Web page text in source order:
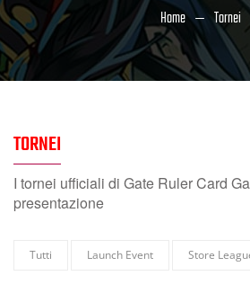
Home Tornei
TORNEI
I tornei ufficiali di Gate Ruler Card
presentazione
Tutti Launch Event Store